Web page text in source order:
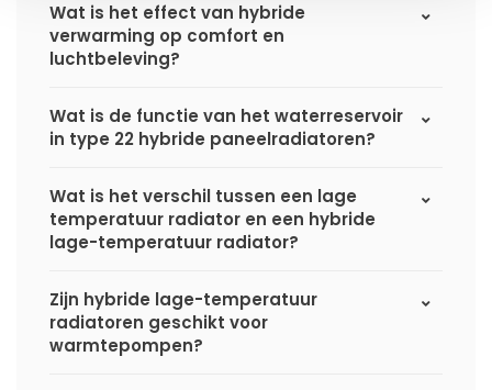
Wat is het effect van hybride
verwarming op comfort en
luchtbeleving?
Wat is de functie van het waterreservoir
in type 22 hybride paneelradiatoren?
Wat is het verschil tussen een lage
temperatuur radiator en een hybride
lage-temperatuur radiator?
Zijn hybride lage-temperatuur
radiatoren geschikt voor
warmtepompen?